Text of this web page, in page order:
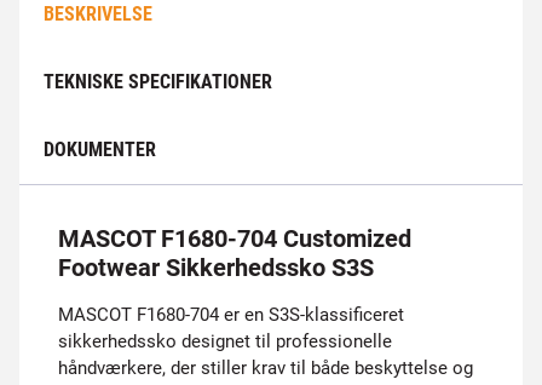
BESKRIVELSE
TEKNISKE SPECIFIKATIONER
DOKUMENTER
MASCOT F1680-704 Customized
Footwear Sikkerhedssko S3S
MASCOT F1680-704 er en S3S-klassificeret
sikkerhedssko designet til professionelle
håndværkere, der stiller krav til både beskyttelse og